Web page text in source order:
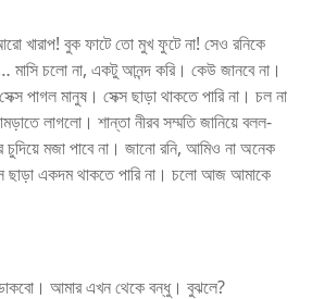
খারাপ! বুক ফাটে তো মুখ ফুটে না! সেও রনিকে
চলো না, একটু আনন্দ করি। কেউ জানবে না।
পাগল মানুষ। সেক্স ছাড়া থাকতে পারি না। চল না
লাগলো। শান্তা নীরব সম্মতি জানিয়ে বলল-
মজা পাবে না। জানো রনি, আমিও না অনেক
ছাড়া একদম থাকতে পারি না। চলো আজ আমাকে
আমার এখন থেকে বন্ধু। বুঝলে?